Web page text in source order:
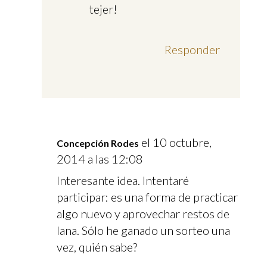
tejer!
Responder
Concepción Rodes el 10 octubre,
2014 a las 12:08
Interesante idea. Intentaré
participar: es una forma de practicar
algo nuevo y aprovechar restos de
lana. Sólo he ganado un sorteo una
vez, quién sabe?